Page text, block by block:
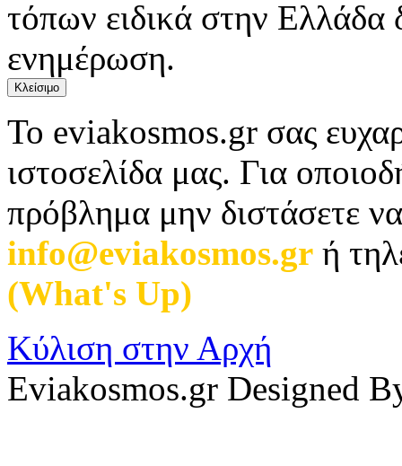
τόπων ειδικά στην Ελλάδα
ενημέρωση.
Κλείσιμο
Το eviakosmos.gr σας
ιστοσελίδα μας. Για
πρόβλημα μην διστάσετε
info@eviakosmos.gr ή
(What's Up)
Κύλιση στην Αρχή
Eviakosmos.gr Designed